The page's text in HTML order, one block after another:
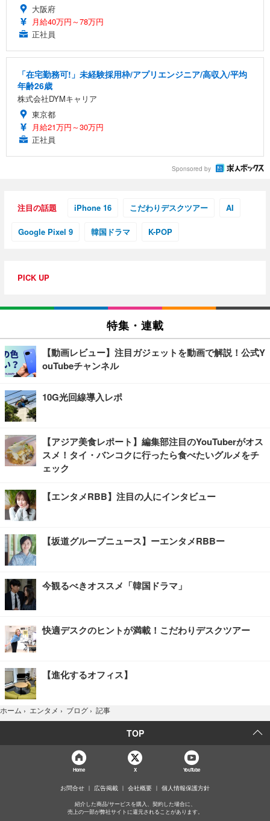
大阪府
月給40万円～78万円
正社員
「在宅勤務可!」未経験採用枠/アプリエンジニア/高収入/平均
年齢26歳
株式会社DYMキャリア
東京都
月給21万円～30万円
正社員
Sponsored by
注目の話題 iPhone 16 こだわりデスクツアー AI
Google Pixel 9 韓国ドラマ K-POP
PICK UP
特集・連載
【動画レビュー】注目ガジェットを動画で解説！公式Y
ouTubeチャンネル
10G光回線導入レポ
【アジア美食レポート】編集部注目のYouTuberがオス
スメ！タイ・バンコクに行ったら食べたいグルメをチ
ェック
【エンタメRBB】注目の人にインタビュー
【坂道グループニュース】ーエンタメRBBー
今観るべきオススメ「韓国ドラマ」
快適デスクのヒントが満載！こだわりデスクツアー
【進化するオフィス】
ホーム › エンタメ › ブログ › 記事
TOP
Home X YouTube
お問合せ 広告掲載 会社概要 個人情報保護方針
紹介した商品/サービスを購入、契約した場合に、
売上の一部が弊社サイトに還元されることがあります。